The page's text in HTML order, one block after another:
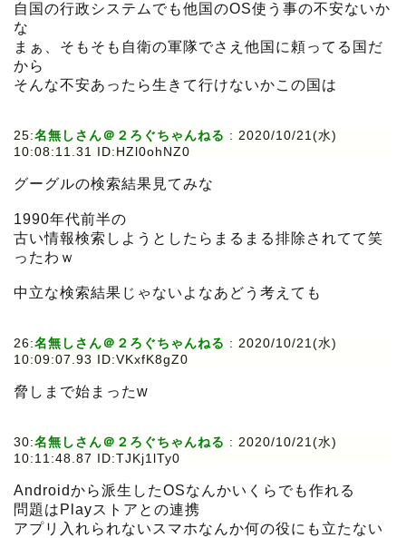
自国の行政システムでも他国のOS使う事の不安ないか
な
まぁ、そもそも自衛の軍隊でさえ他国に頼ってる国だ
から
そんな不安あったら生きて行けないかこの国は
25:名無しさん＠２ろぐちゃんねる : 2020/10/21(水)
10:08:11.31 ID:HZl0ohNZ0
グーグルの検索結果見てみな
1990年代前半の
古い情報検索しようとしたらまるまる排除されてて笑
ったわｗ
中立な検索結果じゃないよなあどう考えても
26:名無しさん＠２ろぐちゃんねる : 2020/10/21(水)
10:09:07.93 ID:VKxfK8gZ0
脅しまで始まったw
30:名無しさん＠２ろぐちゃんねる : 2020/10/21(水)
10:11:48.87 ID:TJKj1lTy0
Androidから派生したOSなんかいくらでも作れる
問題はPlayストアとの連携
アプリ入れられないスマホなんか何の役にも立たない